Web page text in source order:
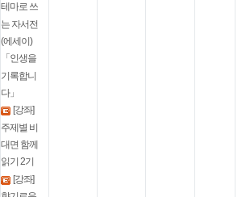
테마로 쓰
는 자서전
(에세이)
「인생을
기록합니
다」
[강좌]
주제별 비
대면 함께
읽기 2기
[강좌]